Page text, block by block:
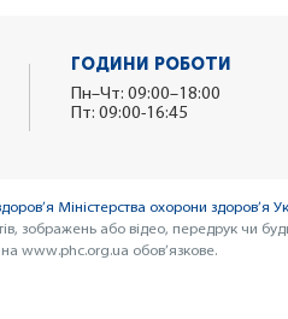
ГОДИНИ РОБОТИ
Пн–Чт: 09:00–18:00
Пт: 09:00-16:45
Міністерства охорони здоров’я
зображень або відео, передрук чи
www.phc.org.ua обов’язкове.